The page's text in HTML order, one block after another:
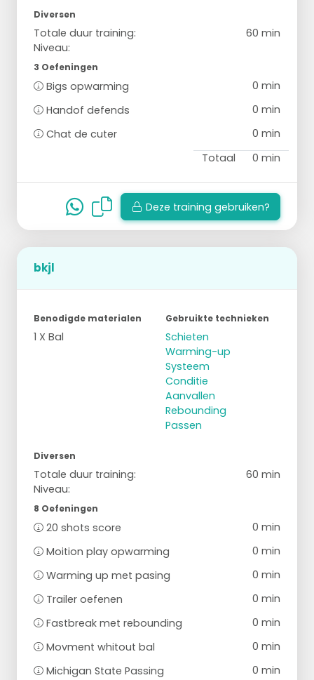
Diversen
Totale duur training:
60 min
Niveau:
3 Oefeningen
Bigs opwarming
0 min
Handof defends
0 min
Chat de cuter
0 min
Totaal
0 min
Deze training gebruiken?
bkjl
Benodigde materialen
1 X Bal
Gebruikte technieken
Schieten
Warming-up
Systeem
Conditie
Aanvallen
Rebounding
Passen
Diversen
Totale duur training:
60 min
Niveau:
8 Oefeningen
20 shots score
0 min
Moition play opwarming
0 min
Warming up met pasing
0 min
Trailer oefenen
0 min
Fastbreak met rebounding
0 min
Movment whitout bal
0 min
Michigan State Passing
0 min